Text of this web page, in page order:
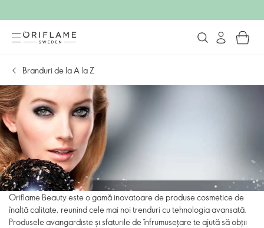
Branduri de la A la Z
Oriflame Beauty este o gamă inovatoare de produse cosmetice de
înaltă calitate, reunind cele mai noi trenduri cu tehnologia avansată.
Produsele avangardiste și sfaturile de înfrumusețare te ajută să obții